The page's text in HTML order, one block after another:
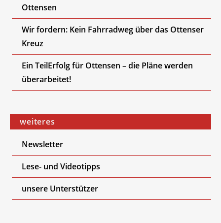
Ottensen
Wir fordern: Kein Fahrradweg über das Ottenser
Kreuz
Ein TeilErfolg für Ottensen – die Pläne werden
überarbeitet!
weiteres
Newsletter
Lese- und Videotipps
unsere Unterstützer